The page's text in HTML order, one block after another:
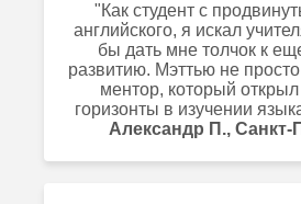
"Как студент с
английского, я искал
бы дать мне толчок к
развитию. Мэттью не просто
ментор, который
горизонты в изучении
Александр П., Санкт-